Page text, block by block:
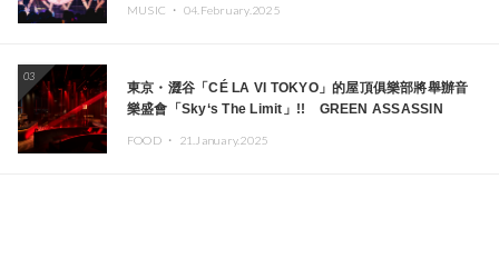
MUSIC ・ 04.February.2025
03
東京・澀谷「CÉ LA VI TOKYO」的屋頂俱樂部將舉辦音
樂盛會「Sky‘s The Limit」!! GREEN ASSASSIN
本頂尖DJ及創作者齊聚一堂
FOOD ・ 21.January.2025